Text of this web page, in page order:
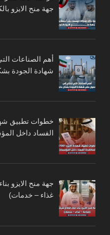
جهة منح الايزو
أهم الصناعات
شهادة الجودة
الفساد داخل
جهة منح الايزو
غذاء – خدمات)